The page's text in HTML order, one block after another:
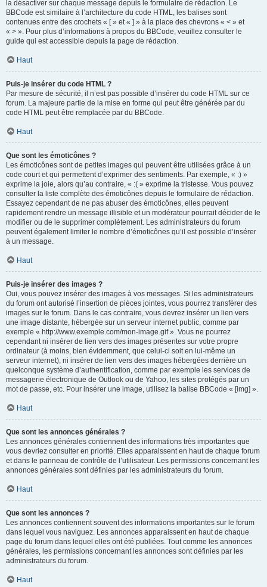
la désactiver sur chaque message depuis le formulaire de rédaction. Le
BBCode est similaire à l’architecture du code HTML, les balises sont
contenues entre des crochets « [ » et « ] » à la place des chevrons « < » et
« > ». Pour plus d’informations à propos du BBCode, veuillez consulter le
guide qui est accessible depuis la page de rédaction.
Haut
Puis-je insérer du code HTML ?
Par mesure de sécurité, il n’est pas possible d’insérer du code HTML sur ce
forum. La majeure partie de la mise en forme qui peut être générée par du
code HTML peut être remplacée par du BBCode.
Haut
Que sont les émoticônes ?
Les émoticônes sont de petites images qui peuvent être utilisées grâce à un
code court et qui permettent d’exprimer des sentiments. Par exemple, « :) »
exprime la joie, alors qu’au contraire, « :( » exprime la tristesse. Vous pouvez
consulter la liste complète des émoticônes depuis le formulaire de rédaction.
Essayez cependant de ne pas abuser des émoticônes, elles peuvent
rapidement rendre un message illisible et un modérateur pourrait décider de le
modifier ou de le supprimer complètement. Les administrateurs du forum
peuvent également limiter le nombre d’émoticônes qu’il est possible d’insérer
à un message.
Haut
Puis-je insérer des images ?
Oui, vous pouvez insérer des images à vos messages. Si les administrateurs
du forum ont autorisé l’insertion de pièces jointes, vous pourrez transférer des
images sur le forum. Dans le cas contraire, vous devrez insérer un lien vers
une image distante, hébergée sur un serveur internet public, comme par
exemple « http://www.exemple.com/mon-image.gif ». Vous ne pourrez
cependant ni insérer de lien vers des images présentes sur votre propre
ordinateur (à moins, bien évidemment, que celui-ci soit en lui-même un
serveur internet), ni insérer de lien vers des images hébergées derrière un
quelconque système d’authentification, comme par exemple les services de
messagerie électronique de Outlook ou de Yahoo, les sites protégés par un
mot de passe, etc. Pour insérer une image, utilisez la balise BBCode « [img] ».
Haut
Que sont les annonces générales ?
Les annonces générales contiennent des informations très importantes que
vous devriez consulter en priorité. Elles apparaissent en haut de chaque forum
et dans le panneau de contrôle de l’utilisateur. Les permissions concernant les
annonces générales sont définies par les administrateurs du forum.
Haut
Que sont les annonces ?
Les annonces contiennent souvent des informations importantes sur le forum
dans lequel vous naviguez. Les annonces apparaissent en haut de chaque
page du forum dans lequel elles ont été publiées. Tout comme les annonces
générales, les permissions concernant les annonces sont définies par les
administrateurs du forum.
Haut